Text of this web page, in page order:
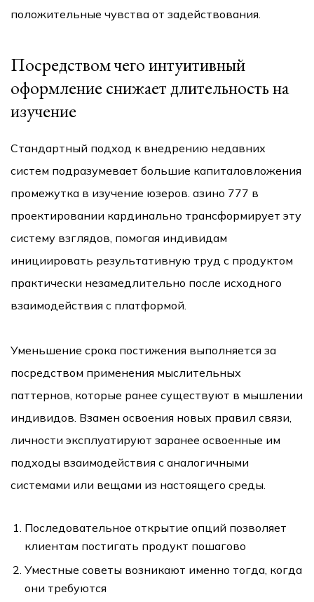
положительные чувства от задействования.
Посредством чего интуитивный
оформление снижает длительность на
изучение
Стандартный подход к внедрению недавних
систем подразумевает большие капиталовложения
промежутка в изучение юзеров. азино 777 в
проектировании кардинально трансформирует эту
систему взглядов, помогая индивидам
инициировать результативную труд с продуктом
практически незамедлительно после исходного
взаимодействия с платформой.
Уменьшение срока постижения выполняется за
посредством применения мыслительных
паттернов, которые ранее существуют в мышлении
индивидов. Взамен освоения новых правил связи,
личности эксплуатируют заранее освоенные им
подходы взаимодействия с аналогичными
системами или вещами из настоящего среды.
Последовательное открытие опций позволяет
клиентам постигать продукт пошагово
Уместные советы возникают именно тогда, когда
они требуются